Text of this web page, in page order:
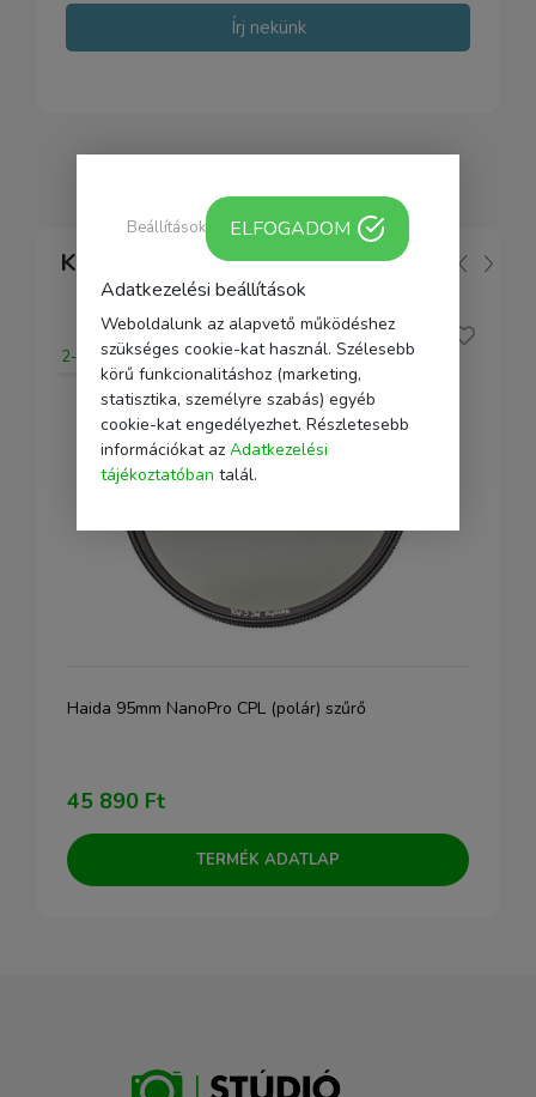
Írj nekünk
Kapcsolódó
2-5 nap
Haida 95mm NanoPro CPL (polár) szűrő
45 890 Ft
TERMÉK ADATLAP
Adatkezelési beállítások
Weboldalunk az alapvető működéshez
szükséges cookie-kat használ. Szélesebb
körű funkcionalitáshoz (marketing,
statisztika, személyre szabás) egyéb
cookie-kat engedélyezhet. Részletesebb
információkat az Adatkezelési
tájékoztatóban talál.
Beállítások ELFOGADOM